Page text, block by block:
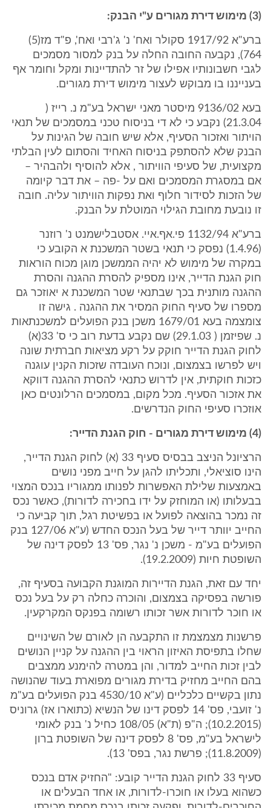
(3) מימוש דירת מגורים ע"י הבנק:
ברע"א 1917/92 סקולר ואח' נ' ג'רבי ואח', פ"ד מז(5)
764), נקבעה החובה החלה על בנק למסור מסמכים
לגבי חשבונותיו אפילו של זר להתדיינות ומקל וחומר אף
בענייננו בו מבוקש לעצור מימוש דירת מגורים.
בעא 9136/02 מיסטר מאני ישראל בע"מ נ. רייז (
21.3.04) נקבע כי לא די בניסוח טכני במסמכים של תנאי
הויתור ואזכור הסעיף, אלא שיש חובה של הגינות על
הבנק שלא להסתפק בניסוח האחיד והסתום לעין הבלתי
מקצועית, של סעיפי הוויתור , אלא להוסיף ולהבהיר –
אם במסגרת המסמכים ואם על -פה – את דבר קיומה
של הזכות לסידור חלוף ואת נפקות הוויתור עליה. חובה
זו נובעת מחובת הגילוי המוטלת על הבנק.
ברע"א 1132/94 פי.אף.איי. אסטבלישמנט נ' רוזנר
(1.4.96) נפסק כי תנאי בשטר המשכנת א הקובע כי
במקרה של מימוש לא יהיה הממשכן מוגן מכוח הוראות
חוק הגנת הדייר, אינו מספיק להסרת ההגנה והסרת
ההגנה מותנית בכך שבתנאי שטר המשכנת א יאוזכר גם
מספרו של סעיף החוק המסיר את ההגנה . גישה זו
צומצמה בעא 1679/01 משכן בנק הפועלים למשכנתאות
נ. שפיזמן ( 29.1.03) שם נקבע בדעת רוב כי ס' 33(א)
לחוק הגנת הדייר חוקק על רקע מציאות חברתית שונה
ויש לפרשו בצמצום, ונוכח העובדה שזכות הקנין עוגנה
כזכות חוקתית, אין לדרוש כתנאי להסרת ההגנה דווקא
את אזכור הסעיף. מכל מקום, במסמכים הרלונטים כאן
אוזכרו סעיפי החוק הנדרשים.
(4) מימוש דירת מגורים - חוק הגנת הדייר:
הרציונל הניצב בבסיס סעיף 33 (א) לחוק הגנת הדייר,
הינו סוציאלי, ותכליתו להגן על חייב מפני נושים
באמצעות שלילת האפשרות לפנותו ממגוריו בנכס המצוי
בבעלותו (או המוחזק על ידו בחכירה לדורות), כאשר נכס
זה נמכר בהוצאה לפועל או בפשיטת רגל, תוך קביעה כי
החייב יוותר דייר של בעל הנכס החדש (ע"א 127/06 בנק
הפועלים בע"מ - משכן נ' נגר, פס' 13 לפסק דינה של
השופטת חיות (19.2.2009).
יחד עם זאת, הגנת הדיירות המוגנת הקבועה בסעיף זה,
פורשה בפסיקה בצמצום, והוכרה כחלה רק על בעל נכס
או חוכר לדורות אשר זכותו רשומה בפנקס המקרקעין.
פרשנות מצמצמת זו התקבעה הן לאורם של השינויים
שחלו בתפיסת האיזון הראוי בין ההגנה על קניין הנושים
לבין זכות החייב למדור, והן במטרה להימנע ממצבים
בהם החייב מחזיק בדירת מגורים מפוארת בעוד שהנושה
נתון בקשיים כלכליים (ע"א 4530/10 בנק הפועלים בע"מ
נ' זועבי, פס' 14 לפסק דינו של הנשיא (כתוארו אז) גרוניס
(10.2.2015); ה"פ (ת"א) 108/05 כחיל נ' בנק לאומי
לישראל בע"מ, פס' 8 לפסק דינה של השופטת ברון
(11.8.2009); פרשת נגר, בפס' 13).
סעיף 33 לחוק הגנת הדייר קובע: "החזיק אדם בנכס
כשהוא בעלו או חוכרו-לדורות, או אחד הבעלים או